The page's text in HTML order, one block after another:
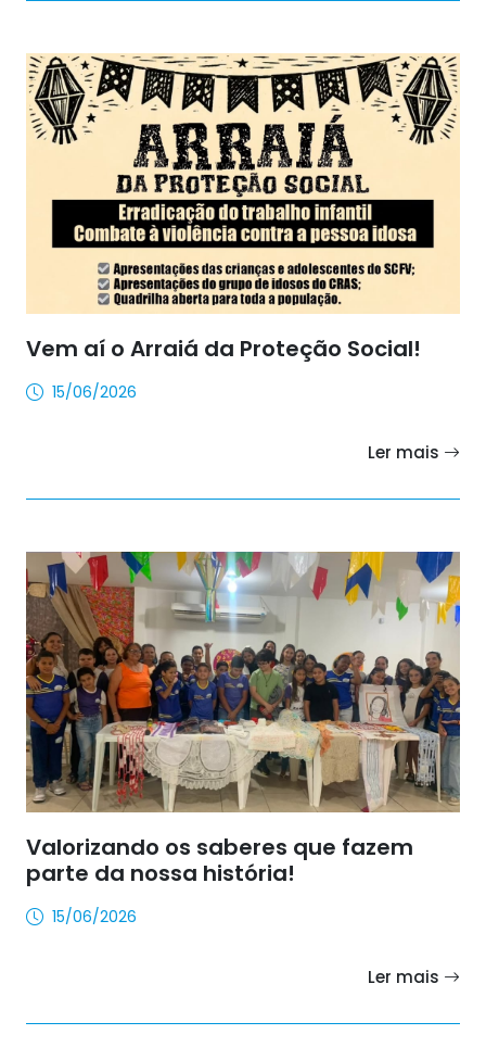
Vem aí o Arraiá da Proteção Social!
15/06/2026
Ler mais
Valorizando os saberes que fazem
parte da nossa história!
15/06/2026
Ler mais